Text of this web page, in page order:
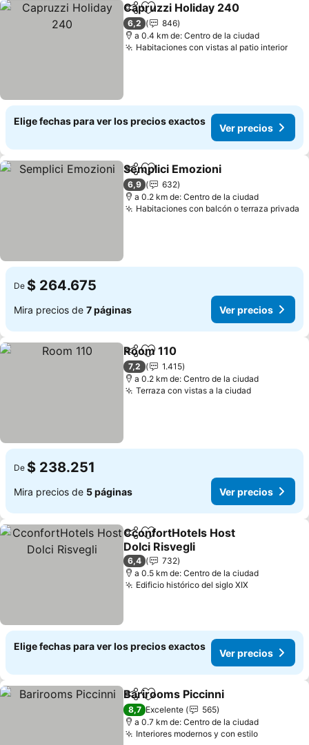
CompartirAgregar a favoritos
Capruzzi Holiday 240
6,2
846
a 0.4 km de: Centro de la ciudad
Habitaciones con vistas al patio interiorVer
Elige fechas para ver los precios exactos
Ver precios
CompartirAgregar a favoritos
Semplici Emozioni
6,9
632
a 0.2 km de: Centro de la ciudad
Habitaciones con balcón o terraza privada
De $ 264.675
Mira precios de 7 páginas Ver precios
CompartirAgregar a favoritos
Room 110
7,2
1.415
a 0.2 km de: Centro de la ciudad
Terraza con vistas a la ciudadVer
De $ 238.251
Mira precios de 5 páginas Ver precios
CompartirAgregar a favoritos
CconfortHotels Host
Dolci Risvegli
Ver precios
6,4
732
a 0.5 km de: Centro de la ciudad
Edificio histórico del siglo XIXVer precios
Elige fechas para ver los precios exactos
Ver precios
CompartirAgregar a favoritos
Barirooms Piccinni
8,7 Excelente
565
a 0.7 km de: Centro de la ciudad
Interiores modernos y con estiloVer